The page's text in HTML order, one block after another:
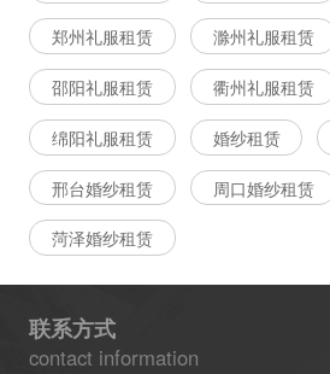
郑州礼服租赁 滁州礼服租赁
邵阳礼服租赁 衢州礼服租赁
绵阳礼服租赁 婚纱租赁
邢台婚纱租赁 周口婚纱租赁
菏泽婚纱租赁
联系方式
contact information